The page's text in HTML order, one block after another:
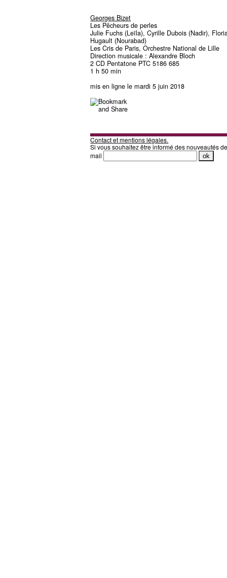
Georges Bizet
Les Pêcheurs de perles
Julie Fuchs (Leïla), Cyrille Dubois (Nadir),
Hugault (Nourabad)
Les Cris de Paris, Orchestre National de Lille
Direction musicale : Alexandre Bloch
2 CD Pentatone PTC 5186 685
1 h 50 min
mis en ligne le mardi 5 juin 2018
Contact et mentions légales.
Si vous souhaitez être informé des nouveautés
mail